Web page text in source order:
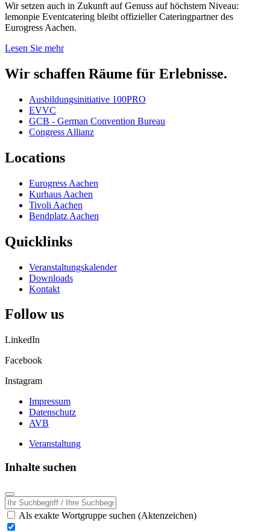
Wir setzen auch in Zukunft auf Genuss auf höchstem Niveau:
lemonpie Eventcatering bleibt offizieller Cateringpartner des
Eurogress Aachen.
Lesen Sie mehr
Wir schaffen Räume für Erlebnisse.
Ausbildungsinitiative 100PRO
EVVC
GCB - German Convention Bureau
Congress Allianz
Locations
Eurogress Aachen
Kurhaus Aachen
Tivoli Aachen
Bendplatz Aachen
Quicklinks
Veranstaltungskalender
Downloads
Kontakt
Follow us
LinkedIn
Facebook
Instagram
Impressum
Datenschutz
AVB
Veranstaltung
Inhalte suchen
Als exakte Wortgruppe suchen (Aktenzeichen)